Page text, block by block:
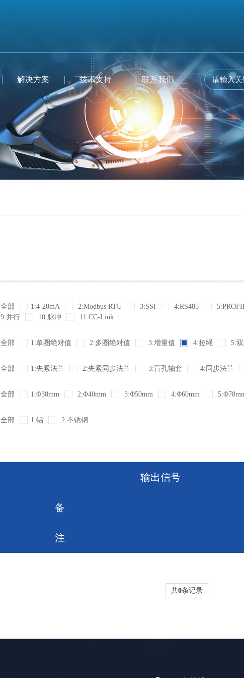
解决方案 技术支持 联系我们
全部 1:4-20mA 2:Modbus RTU 3:SSI 4:RS485
9:并行
10:脉冲 11:CC-Link
全部 1:单圈绝对值 2:多圈绝对值 3:增量值 4:拉绳 5:
全部 1:夹紧法兰 2:夹紧同步法兰 3:盲孔轴套 4:同步法兰
全部 1:Φ38mm 2:Φ40mm 3:Φ50mm 4:Φ60mm
全部 1:铝 2:不锈钢
输出信号
备
注
共0条记录